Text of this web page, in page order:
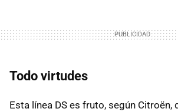
Todo virtudes
Esta línea DS es fruto, según Citroën,